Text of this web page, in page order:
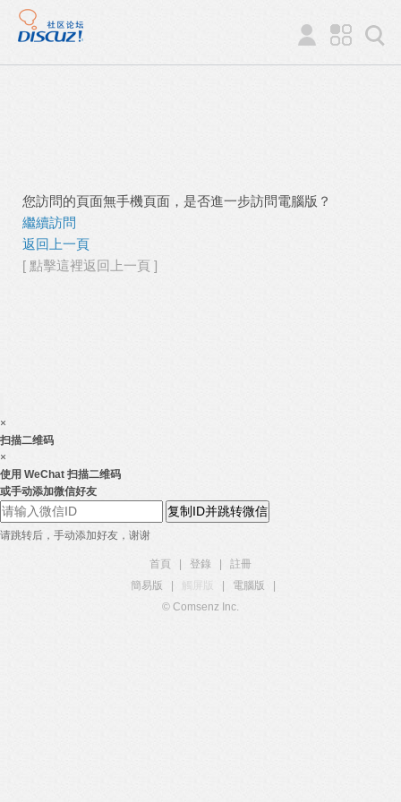
您訪問的頁面無手機頁面，是否進一步訪問電腦版？
繼續訪問
返回上一頁
[ 點擊這裡返回上一頁 ]
×
扫描二维码
×
使用 WeChat 扫描二维码
或手动添加微信好友
复制ID并跳转微信
请跳转后，手动添加好友，谢谢
首頁 登錄
註冊
簡易版
觸屏版 電腦版
© Comsenz Inc.